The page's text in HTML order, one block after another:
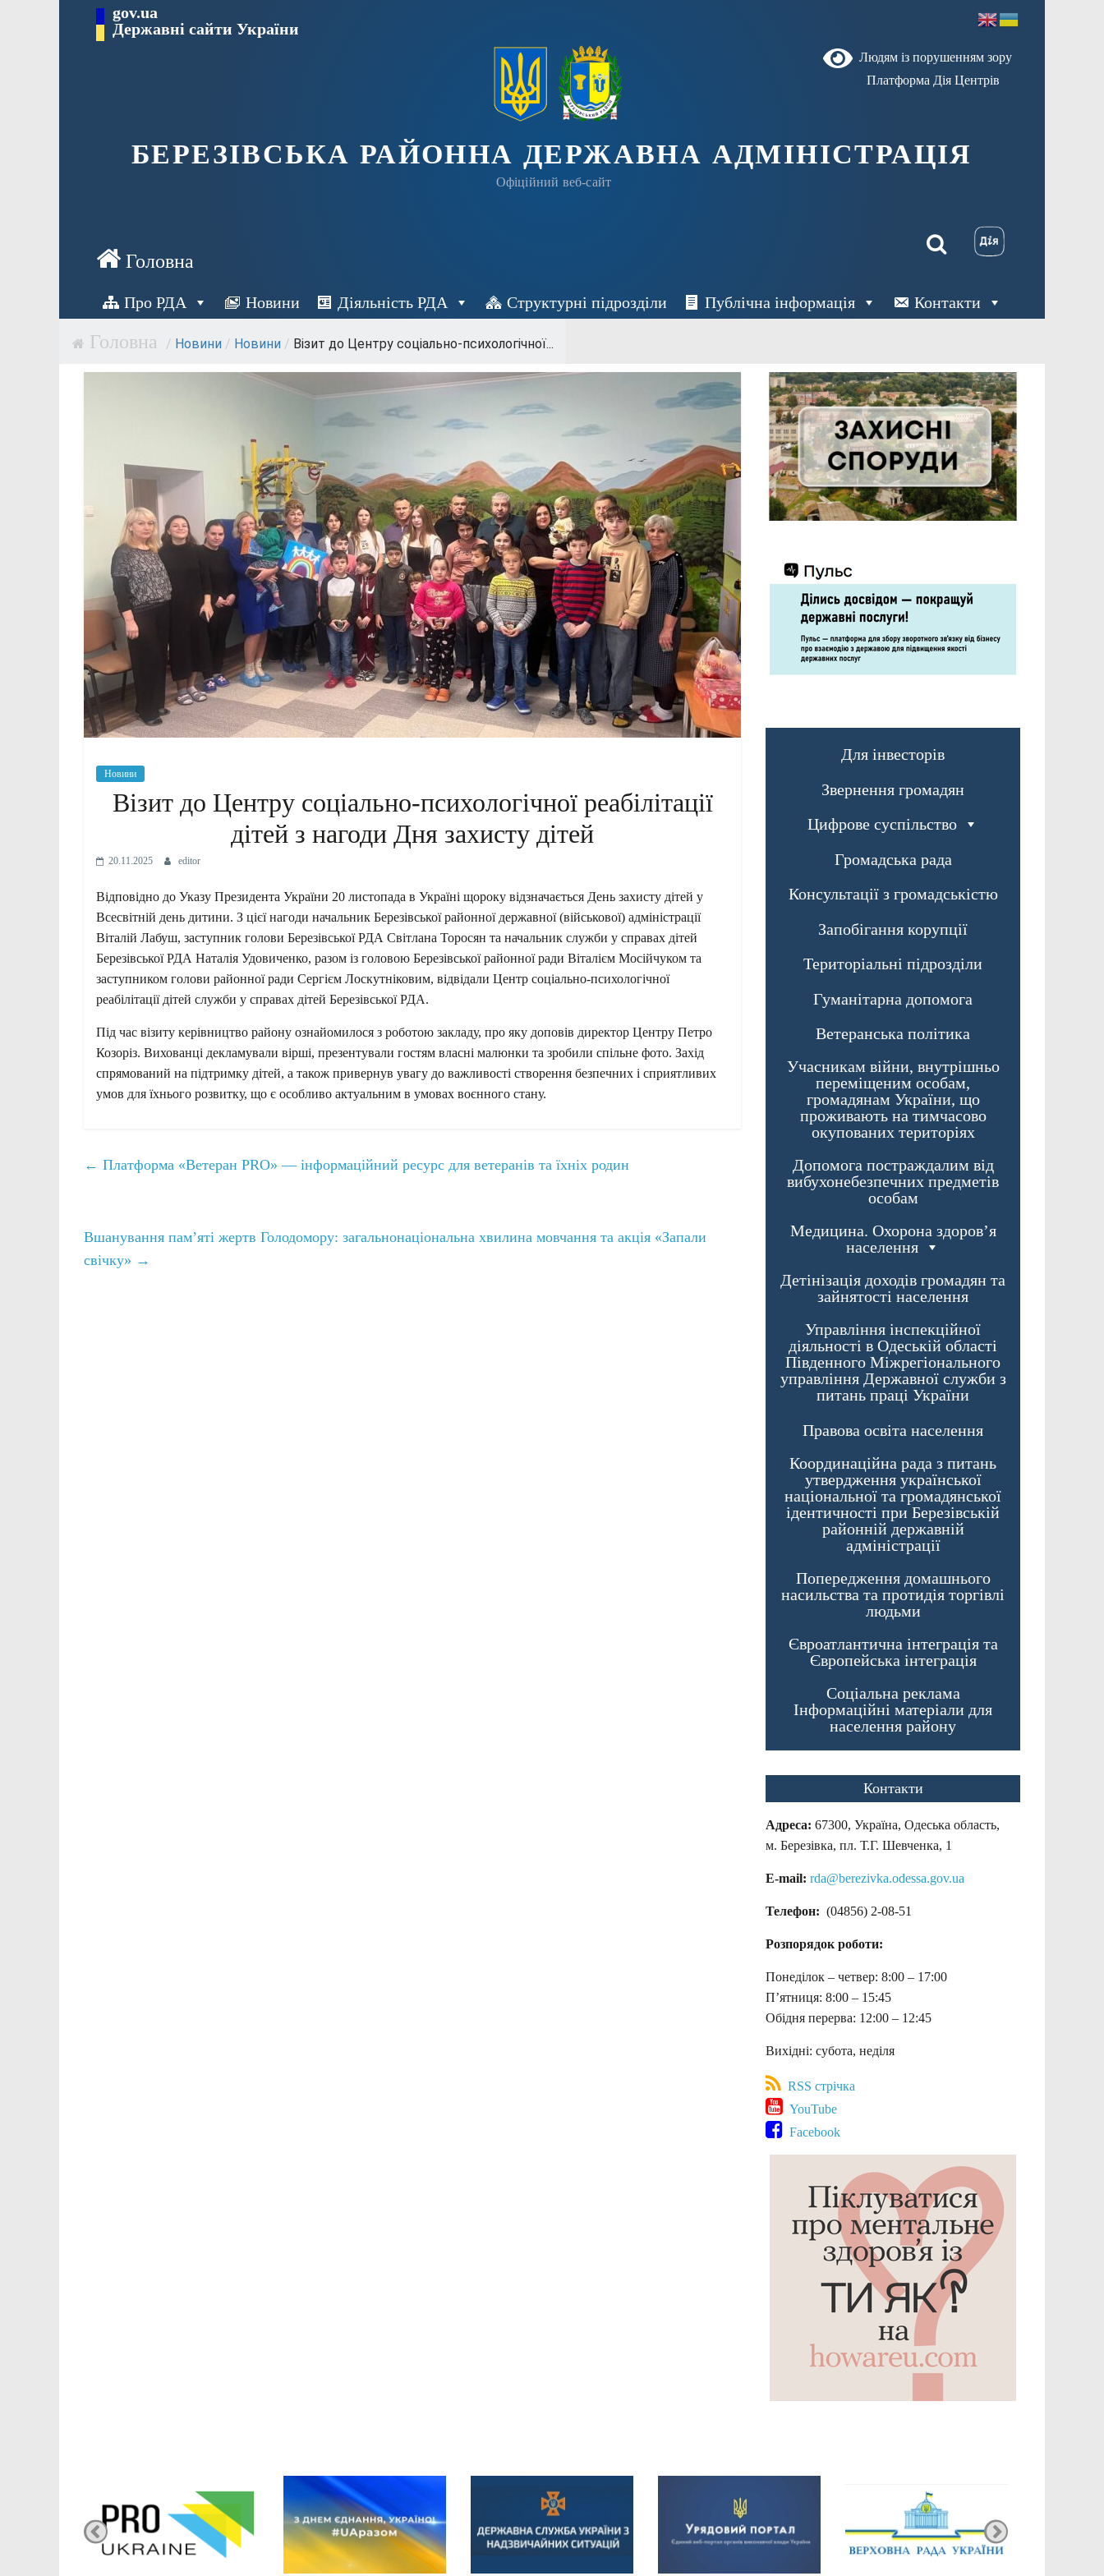
Перейти gov.ua
Державні сайти України
Людям із порушенням зору
Платформа Дія Центрів
БЕРЕЗІВСЬКА РАЙОННА ДЕРЖАВНА АДМІНІСТРАЦІЯ
Офіційний веб-сайт
Про РДА Новини Діяльність РДА Структурні підрозділи Публічна інформація Контакти
/ Новини / Новини / Візит до Центру соціально-психологічної...
Новини
Візит до Центру соціально-психологічної реабілітації
дітей з нагоди Дня захисту дітей
20.11.2025 editor
Відповідно до Указу Президента України 20 листопада в Україні щороку відзначається День захисту дітей у
Всесвітній день дитини. З цієї нагоди начальник Березівської районної державної (військової) адміністрації
Віталій Лабуш, заступник голови Березівської РДА Світлана Торосян та начальник служби у справах дітей
Березівської РДА Наталія Удовиченко, разом із головою Березівської районної ради Віталієм Мосійчуком та
заступником голови районної ради Сергієм Лоскутніковим, відвідали Центр соціально-психологічної
реабілітації дітей служби у справах дітей Березівської РДА.
Під час візиту керівництво району ознайомилося з роботою закладу, про яку доповів директор Центру Петро
Козоріз. Вихованці декламували вірші, презентували гостям власні малюнки та зробили спільне фото. Захід
спрямований на підтримку дітей, а також привернув увагу до важливості створення безпечних і сприятливих
умов для їхнього розвитку, що є особливо актуальним в умовах воєнного стану.
← Платформа «Ветеран PRO» — інформаційний ресурс для ветеранів та їхніх родин
Вшанування пам’яті жертв Голодомору: загальнонаціональна хвилина мовчання та акція «Запали
свічку» →
Для інвесторів
Звернення громадян
Цифрове суспільство
Громадська рада
Консультації з громадськістю
Запобігання корупції
Територіальні підрозділи
Гуманітарна допомога
Ветеранська політика
Учасникам війни, внутрішньо
переміщеним особам,
громадянам України, що
проживають на тимчасово
окупованих територіях
Допомога постраждалим від
вибухонебезпечних предметів
особам
Медицина. Охорона здоров’я
населення
Детінізація доходів громадян та
зайнятості населення
Управління інспекційної
діяльності в Одеській області
Південного Міжрегіонального
управління Державної служби з
питань праці України
Правова освіта населення
Координаційна рада з питань
утвердження української
національної та громадянської
ідентичності при Березівській
районній державній
адміністрації
Попередження домашнього
насильства та протидія торгівлі
людьми
Євроатлантична інтеграція та
Європейська інтеграція
Соціальна реклама
Інформаційні матеріали для
населення району
Контакти
Адреса: 67300, Україна, Одеська область,
м. Березівка, пл. Т.Г. Шевченка, 1
E-mail: rda@berezivka.odessa.gov.ua
Телефон: (04856) 2-08-51
Розпорядок роботи:
Понеділок – четвер: 8:00 – 17:00
П’ятниця: 8:00 – 15:45
Обідня перерва: 12:00 – 12:45
Вихідні: субота, неділя
RSS стрічка
YouTube
Facebook